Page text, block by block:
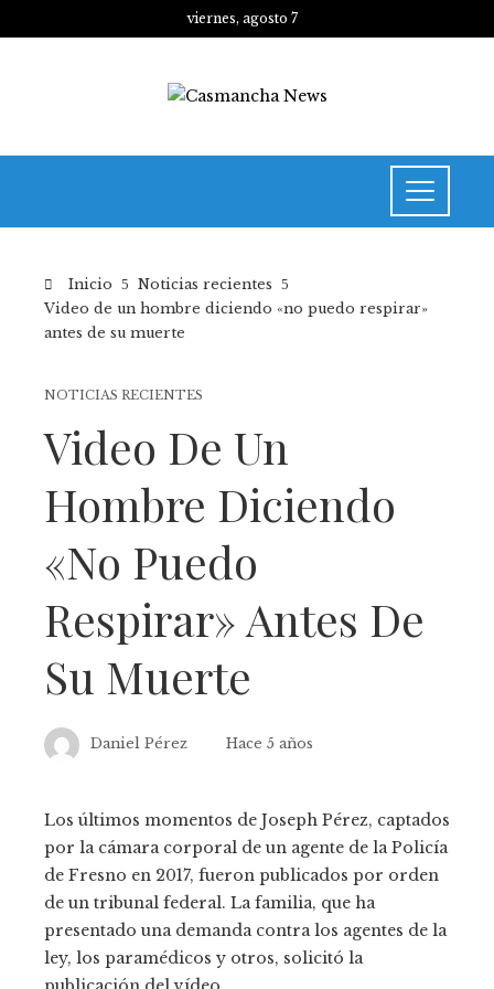
viernes, agosto 7
Inicio
Noticias recientes
Video de un hombre diciendo «no puedo respirar»
antes de su muerte
NOTICIAS RECIENTES
Video De Un
Hombre Diciendo
«no Puedo
Respirar» Antes De
Su Muerte
Daniel Pérez Hace 5 años
Los últimos momentos de Joseph Pérez, captados
por la cámara corporal de un agente de la Policía
de Fresno en 2017, fueron publicados por orden
de un tribunal federal. La familia, que ha
presentado una demanda contra los agentes de la
ley, los paramédicos y otros, solicitó la